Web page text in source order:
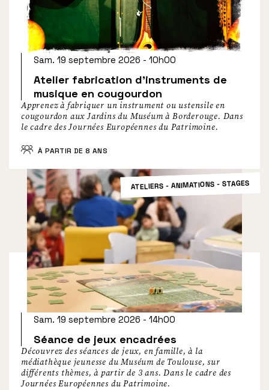
Atelier fabrication d’instruments de
musique en cougourdon
Sam. 19 septembre 2026 - 10h00
Apprenez à fabriquer un instrument ou ustensile en
cougourdon aux Jardins du Muséum à Borderouge. Dans
le cadre des Journées Européennes du Patrimoine.
À PARTIR DE 8 ANS
Séance de jeux encadrées
Sam. 19 septembre 2026 - 14h00
Découvrez des séances de jeux, en famille, à la
médiathèque jeunesse du Muséum de Toulouse, sur
différents thèmes, à partir de 3 ans. Dans le cadre des
Journées Européennes du Patrimoine.
ATELIERS - ANIMATIONS - STAGES